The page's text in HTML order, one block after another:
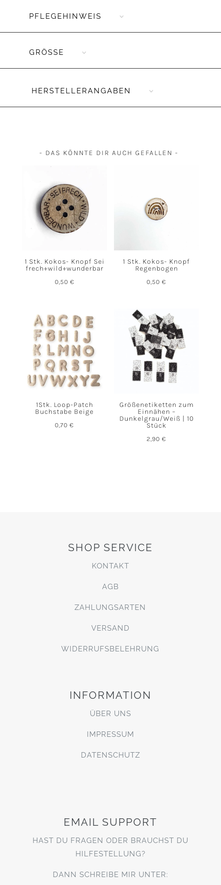
PFLEGEHINWEIS
GRÖSSE
HERSTELLERANGABEN
- DAS KÖNNTE DIR AUCH GEFALLEN -
1 Stk. Kokos- Knopf Sei
frech+wild+wunderbar
0,50 €
1 Stk. Kokos- Knopf
Regenbogen
0,50€
1Stk. Loop-Patch
Buchstabe Beige
0,70€
Größenetiketten zum
Einnähen –
Dunkelgrau/Weiß | 10
Stück
2,90€
SHOP SERVICE
KONTAKT
AGB
ZAHLUNGSARTEN
VERSAND
WIDERRUFSBELEHRUNG
INFORMATION
ÜBER UNS
IMPRESSUM
DATENSCHUTZ
EMAIL SUPPORT
HAST DU FRAGEN ODER BRAUCHST DU
HILFESTELLUNG?
DANN SCHREIBE MIR UNTER: